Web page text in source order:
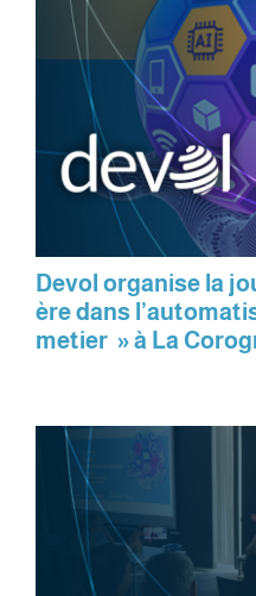
Devol organise la
ère dans
metier » à La